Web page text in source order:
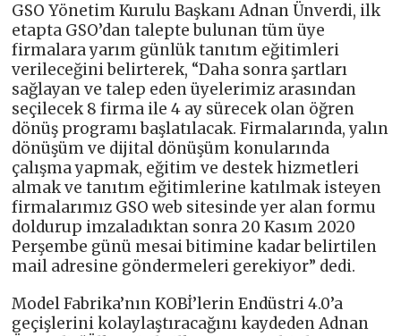
GSO Yönetim Kurulu Başkanı Adnan Ünverdi, ilk
etapta GSO’dan talepte bulunan tüm üye
firmalara yarım günlük tanıtım eğitimleri
verileceğini belirterek, “Daha sonra şartları
sağlayan ve talep eden üyelerimiz arasından
seçilecek 8 firma ile 4 ay sürecek olan öğren
dönüş programı başlatılacak. Firmalarında, yalın
dönüşüm ve dijital dönüşüm konularında
çalışma yapmak, eğitim ve destek hizmetleri
almak ve tanıtım eğitimlerine katılmak isteyen
firmalarımız GSO web sitesinde yer alan formu
doldurup imzaladıktan sonra 20 Kasım 2020
Perşembe günü mesai bitimine kadar belirtilen
mail adresine göndermeleri gerekiyor” dedi.
Model Fabrika’nın KOBİ’lerin Endüstri 4.0’a
geçişlerini kolaylaştıracağını kaydeden Adnan